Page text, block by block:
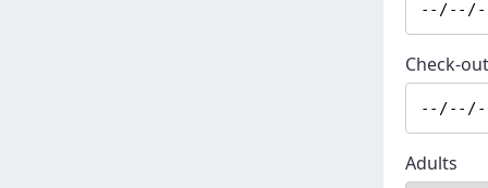
Check-
Adults